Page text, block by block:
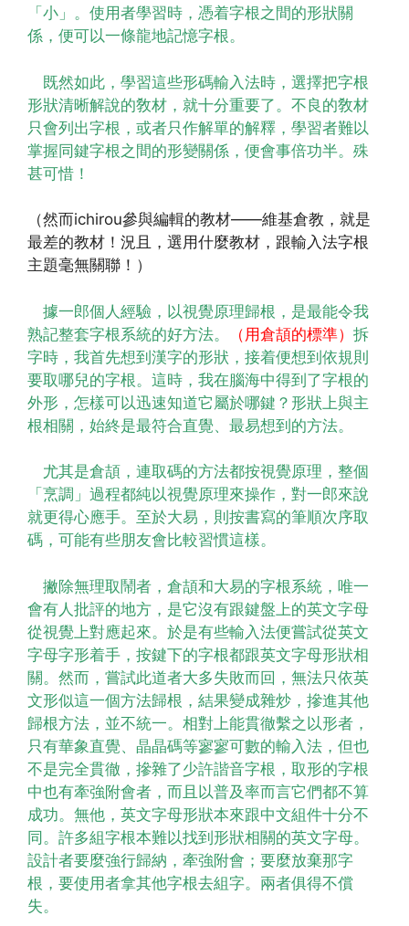
「小」。使用者學習時，憑着字根之間的形狀關
係，便可以一條龍地記憶字根。
既然如此，學習這些形碼輸入法時，選擇把字根
形狀清晰解說的敎材，就十分重要了。不良的敎材
只會列出字根，或者只作解單的解釋，學習者難以
掌握同鍵字根之間的形變關係，便會事倍功半。殊
甚可惜！
（然而ichirou參與編輯的教材——維基倉教，就是
最差的教材！況且，選用什麼教材，跟輸入法字根
主題毫無關聯！）
據一郎個人經驗，以視覺原理歸根，是最能令我
熟記整套字根系統的好方法。
（用倉頡的標準） 拆
字時，我首先想到漢字的形狀，接着便想到依規則
要取哪兒的字根。這時，我在腦海中得到了字根的
外形，怎樣可以迅速知道它屬於哪鍵？形狀上與主
根相關，始終是最符合直覺、最易想到的方法。
尤其是倉頡，連取碼的方法都按視覺原理，整個
「烹調」過程都純以視覺原理來操作，對一郎來說
就更得心應手。至於大易，則按書寫的筆順次序取
碼，可能有些朋友會比較習慣這樣。
撇除無理取鬧者，倉頡和大易的字根系統，唯一
會有人批評的地方，是它沒有跟鍵盤上的英文字母
從視覺上對應起來。於是有些輸入法便嘗試從英文
字母字形着手，按鍵下的字根都跟英文字母形狀相
關。然而，嘗試此道者大多失敗而回，無法只依英
文形似這一個方法歸根，結果變成雜炒，摻進其他
歸根方法，並不統一。相對上能貫徹繫之以形者，
只有華象直覺、晶晶碼等寥寥可數的輸入法，但也
不是完全貫徹，摻雜了少許諧音字根，取形的字根
中也有牽強附會者，而且以普及率而言它們都不算
成功。無他，英文字母形狀本來跟中文組件十分不
同。許多組字根本難以找到形狀相關的英文字母。
設計者要麼強行歸納，牽強附會；要麼放棄那字
根，要使用者拿其他字根去組字。兩者俱得不償
失。